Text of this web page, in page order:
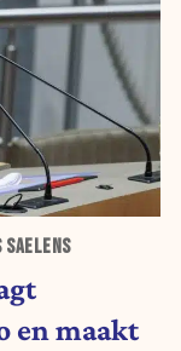
SAELENS
en maakt